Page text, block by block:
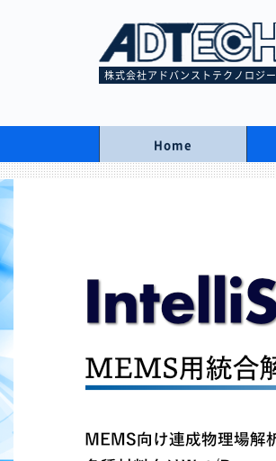
株式会社アドバンストテクノロジー
Home